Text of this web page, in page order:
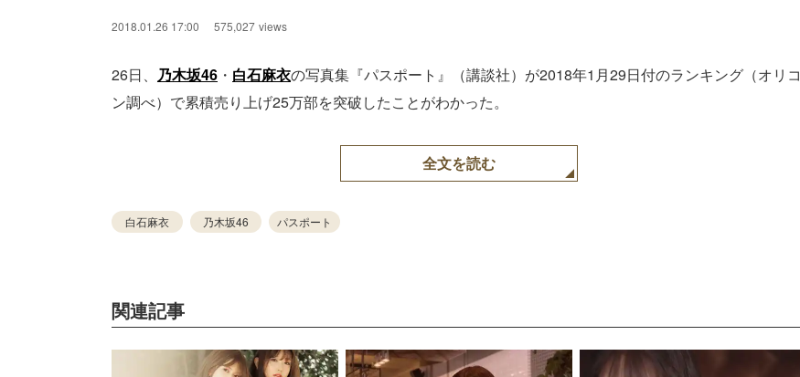
2018.01.26 17:00 575,027 views
26日、 乃木坂46 ・ 白石麻衣の写真集『パスポート』（講談社）が2018年1月29日付のランキング（オリコ
ン調べ）で累積売り上げ25万部を突破したことがわかった。
全文を読む
白石麻衣 乃木坂46 パスポート
関連記事